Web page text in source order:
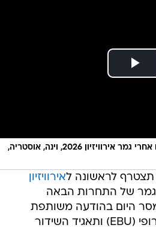
נועם בתן משוחח עם עיתונאים אחרי גמר אירוויזיון 2026, וינה, אוסטריה,
תצטרף לראשונה לאירוויזיון
של התחרות הבאה
2027, כך נמסר היום בהודעה משותפת
של איגוד השידור האירופי (EBU) ותאגיד השידור